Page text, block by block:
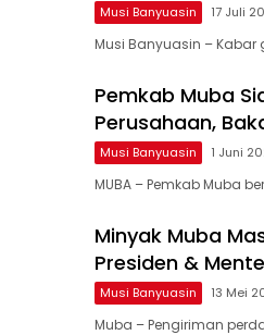
Musi Banyuasin 17 Juli
Musi Banyuasin –
Pemkab Muba
Perusahaan,
Musi Banyuasin 1 Juni
MUBA – Pemkab Muba
Minyak Muba
Presiden &
Musi Banyuasin 13 Mei
Muba – Pengiriman